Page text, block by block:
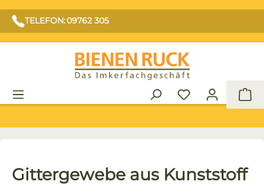
TELEFON: 09762 305
Gittergewebe aus Kunststoff